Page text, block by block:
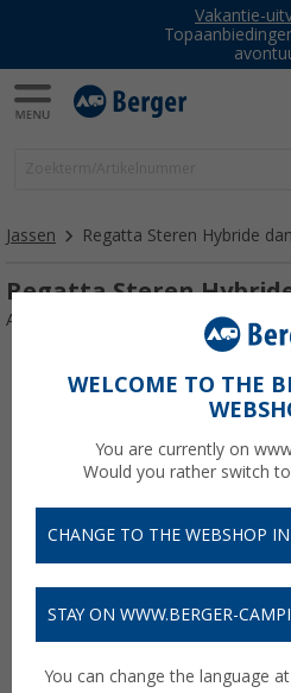
Vakantie-
Jassen Regatta Steren Hybride
Regatta Steren
Artikelnr:
WELCOME TO THE
You are currently on
Would you rather switch
CHANGE TO THE WEBSHOP
STAY ON WWW.BERGER-
You can change the language